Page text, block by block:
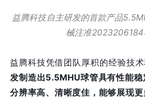
益腾科技自主研发的首款产品
械注准
益腾科技凭借团队厚积的经验技
发制造出5.5MHU球管具有性能稳
分辨率高、清晰度佳，能够展现更